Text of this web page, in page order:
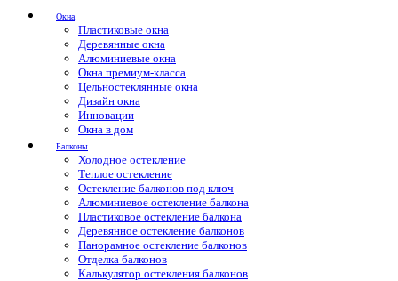
Окна
Пластиковые окна
Деревянные окна
Алюминиевые окна
Окна премиум-класса
Цельностеклянные окна
Дизайн окна
Инновации
Окна в дом
Балконы
Холодное остекление
Теплое остекление
Остекление балконов под ключ
Алюминиевое остекление балкона
Пластиковое остекление балкона
Деревянное остекление балконов
Панорамное остекление балконов
Отделка балконов
Калькулятор остекления балконов